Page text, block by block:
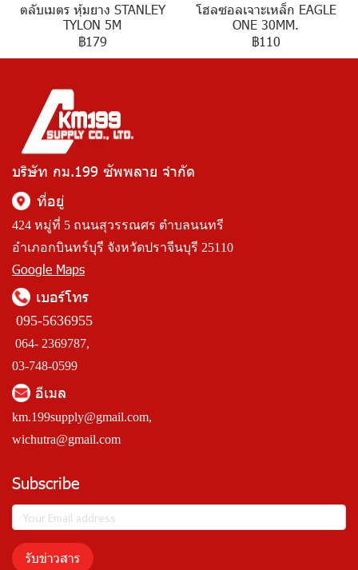
ตลับเมตร หุ้มยาง STANLEY
TYLON 5M
฿179
โฮลซอลเจาะเหล็ก EAGLE
ONE 30MM.
฿110
บริษัท กม.199 ซัพพลาย จำกัด
ที่อยู่
424 หมู่ที่ 5 ถนนสุวรรณศร ตำบลนนทรี
อำเภอกบินทร์บุรี จังหวัดปราจีนบุรี 25110
Google Maps
เบอร์โทร
095-5636955
064- 2369787,
03-748-0599
อีเมล
km.199supply@gmail.com,
wichutra@gmail.com
Subscribe
รับข่าวสาร